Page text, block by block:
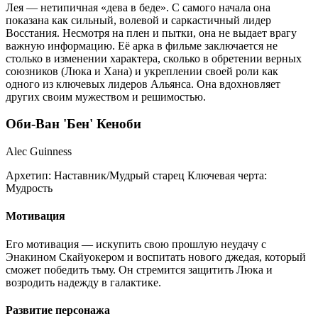
Лея — нетипичная «дева в беде». С самого начала она
показана как сильный, волевой и саркастичный лидер
Восстания. Несмотря на плен и пытки, она не выдает врагу
важную информацию. Её арка в фильме заключается не
столько в изменении характера, сколько в обретении верных
союзников (Люка и Хана) и укреплении своей роли как
одного из ключевых лидеров Альянса. Она вдохновляет
других своим мужеством и решимостью.
Оби-Ван 'Бен' Кеноби
Alec Guinness
Архетип: Наставник/Мудрый старец Ключевая черта:
Мудрость
Мотивация
Его мотивация — искупить свою прошлую неудачу с
Энакином Скайуокером и воспитать нового джедая, который
сможет победить тьму. Он стремится защитить Люка и
возродить надежду в галактике.
Развитие персонажа